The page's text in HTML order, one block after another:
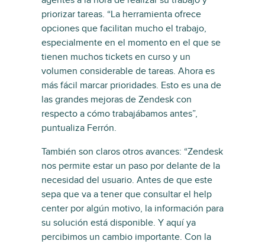
priorizar tareas. “La herramienta ofrece
opciones que facilitan mucho el trabajo,
especialmente en el momento en el que se
tienen muchos tickets en curso y un
volumen considerable de tareas. Ahora es
más fácil marcar prioridades. Esto es una de
las grandes mejoras de Zendesk con
respecto a cómo trabajábamos antes”,
puntualiza Ferrón.
También son claros otros avances: “Zendesk
nos permite estar un paso por delante de la
necesidad del usuario. Antes de que este
sepa que va a tener que consultar el help
center por algún motivo, la información para
su solución está disponible. Y aquí ya
percibimos un cambio importante. Con la